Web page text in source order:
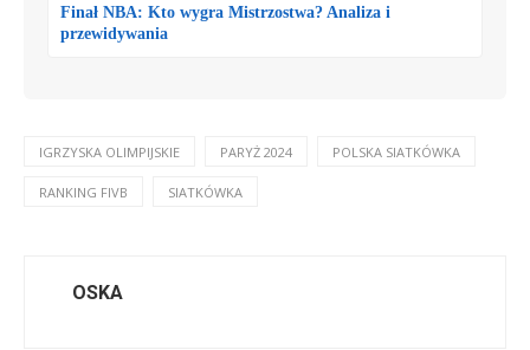
Finał NBA: Kto wygra Mistrzostwa? Analiza i
przewidywania
IGRZYSKA OLIMPIJSKIE PARYŻ 2024 POLSKA SIATKÓWKA
RANKING FIVB SIATKÓWKA
OSKA